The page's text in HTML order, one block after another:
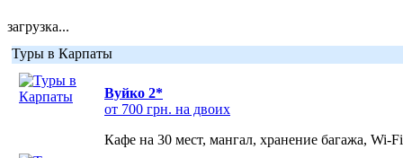
загрузка...
Туры в Карпаты
Вуйко 2*
от 700 грн. на двоих
Кафе на 30 мест, мангал, хранение багажа, Wi-